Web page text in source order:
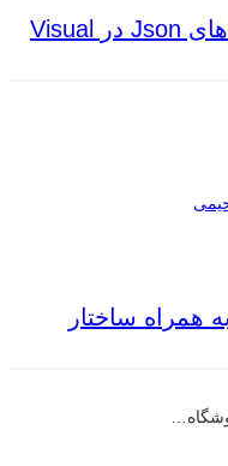
دریافت خطای 404 برای فایل های Json در Visual
همراه ساختار